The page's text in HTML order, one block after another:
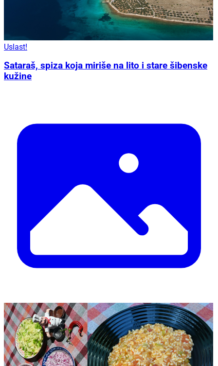
Uslast!
Sataraš, spiza koja miriše na lito i stare šibenske
kužine